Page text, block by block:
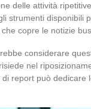
delle attività
strumenti disponibili
copre le notizie
considerare
nel
di report può dedicare